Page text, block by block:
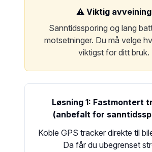
⚠️ Viktig avveining
Sanntidssporing og lang
motsetninger. Du må velge
viktigst for ditt bruk.
Løsning 1: Fastmontert
(anbefalt for
Koble GPS tracker direkte til
Da får du ubegrenset